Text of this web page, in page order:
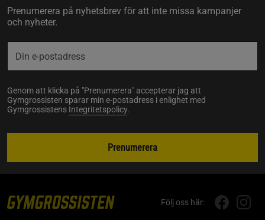
Prenumerera på nyhetsbrev för att inte missa kampanjer
och nyheter.
Genom att klicka på "Prenumerera" accepterar jag att
Gymgrossisten sparar min e-postadress i enlighet med
Gymgrossistens Integritetspolicy.
Prenumerera
Följ oss här: